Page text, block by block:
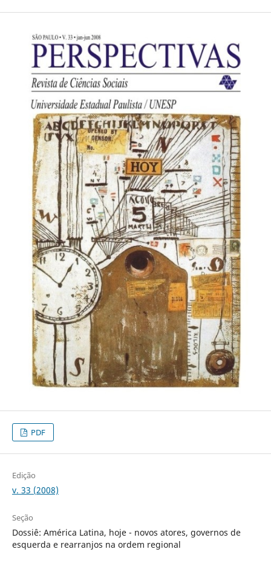
PDF
Edição
v. 33 (2008)
Seção
Dossiê: América Latina, hoje - novos atores, governos de
esquerda e rearranjos na ordem regional